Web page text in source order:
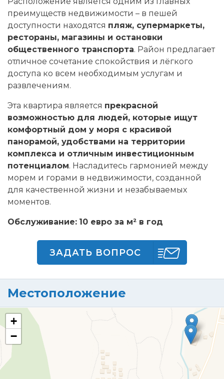
преимуществ недвижимости – в пешей
доступности находятся пляж, супермаркеты,
рестораны, магазины и остановки
общественного транспорта. Район предлагает
отличное сочетание спокойствия и лёгкого
доступа ко всем необходимым услугам и
развлечениям.
Эта квартира является прекрасной
возможностью для людей, которые ищут
комфортный дом у моря с красивой
панорамой, удобствами на территории
комплекса и отличным инвестиционным
потенциалом. Насладитесь гармонией между
морем и горами в недвижимости, созданной
для качественной жизни и незабываемых
моментов.
Обслуживание: 10 евро за м² в год
ЗАДАТЬ ВОПРОС
Местоположение
+
−